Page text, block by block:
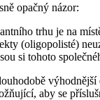
opačný názor:
trhu je na
(oligopolisté)
si tohoto
aby se